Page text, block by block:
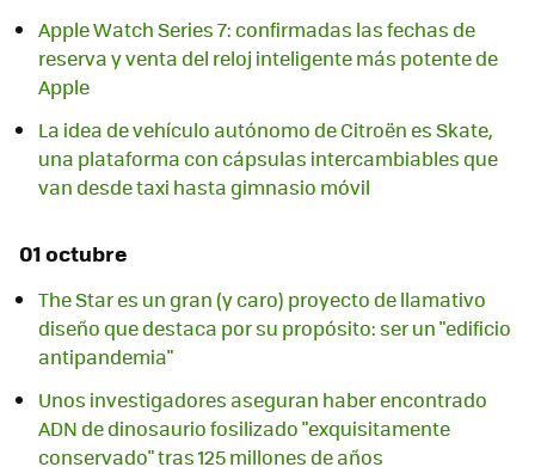
Apple Watch Series 7: confirmadas las fechas de
reserva y venta del reloj inteligente más potente de
Apple
La idea de vehículo autónomo de Citroën es Skate,
una plataforma con cápsulas intercambiables que
van desde taxi hasta gimnasio móvil
01 octubre
The Star es un gran (y caro) proyecto de llamativo
diseño que destaca por su propósito: ser un "edificio
antipandemia"
Unos investigadores aseguran haber encontrado
ADN de dinosaurio fosilizado "exquisitamente
conservado" tras 125 millones de años